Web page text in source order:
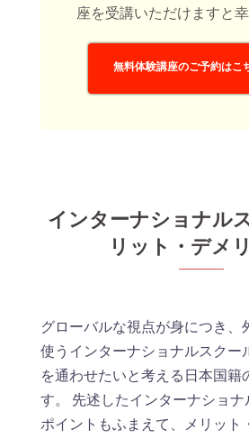
座を受講いただけますと幸
無料体験講座のご予約はこ
インターナショナル
リット・デメ
グローバルな視点が身につき、
使うインターナショナルスクー
を通わせたいと考える日本国籍
す。 先述したインターナショ
ポイントもふまえて、メリット